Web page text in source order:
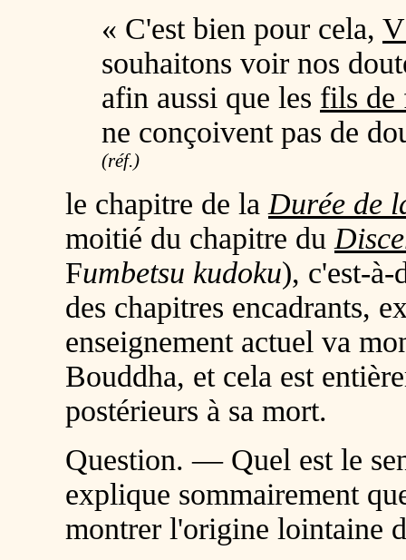
« C'est bien pour cela,
souhaitons voir nos
afin aussi que les fils de
ne conçoivent pas de
(réf.)
le chapitre de la Durée de
moitié du chapitre du
Fumbetsu kudoku), c'est-
des chapitres encadrants,
enseignement actuel va
Bouddha, et cela est
postérieurs à sa mort.
Question. — Quel est le
explique sommairement
montrer l'origine lointaine